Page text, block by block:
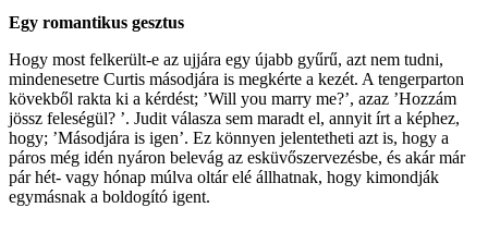
Egy romantikus gesztus
Hogy most felkerült-e az ujjára egy újabb gyűrű, azt nem tudni,
mindenesetre Curtis másodjára is megkérte a kezét. A tengerparton
kövekből rakta ki a kérdést; ’Will you marry me?’, azaz ’Hozzám
jössz feleségül? ’. Judit válasza sem maradt el, annyit írt a képhez,
hogy; ’Másodjára is igen’. Ez könnyen jelentetheti azt is, hogy a
páros még idén nyáron belevág az esküvőszervezésbe, és akár már
pár hét- vagy hónap múlva oltár elé állhatnak, hogy kimondják
egymásnak a boldogító igent.